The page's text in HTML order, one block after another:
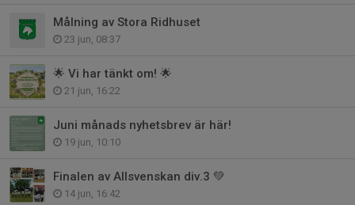
Målning av Stora Ridhuset
23 jun, 08:37
🌟 Vi har tänkt om! 🌟
21 jun, 16:22
Juni månads nyhetsbrev är här!
19 jun, 10:10
Finalen av Allsvenskan div.3 💚
14 jun, 16:42